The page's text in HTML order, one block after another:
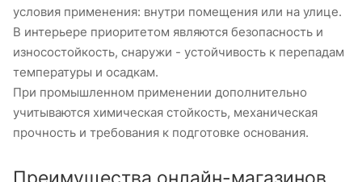
условия применения: внутри помещения или на улице.
В интерьере приоритетом являются безопасность и
износостойкость, снаружи - устойчивость к перепадам
температуры и осадкам.
При промышленном применении дополнительно
учитываются химическая стойкость, механическая
прочность и требования к подготовке основания.
Преимущества онлайн-магазинов